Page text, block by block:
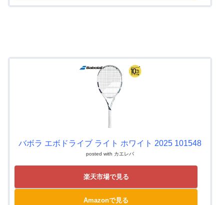
バボラ エボドライブ ライト ホワイト 2025 101548
posted with カエレバ
楽天市場で見る
Amazonで見る